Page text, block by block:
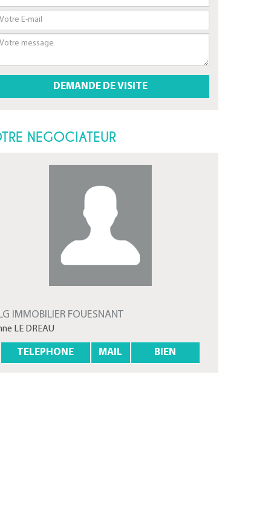
NEGOCIATEUR
IMMOBILIER FOUESNANT
LE DREAU
TELEPHONE MAIL BIEN